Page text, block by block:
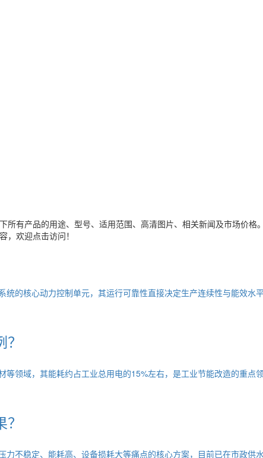
所有产品的用途、型号、适用范围、高清图片、相关新闻及市场价格
，欢迎点击访问！
的核心动力控制单元，其运行可靠性直接决定生产连续性与能效
领域，其能耗约占工业总用电的15%左右，是工业节能改造的重点
不稳定、能耗高、设备损耗大等痛点的核心方案，目前已在市政